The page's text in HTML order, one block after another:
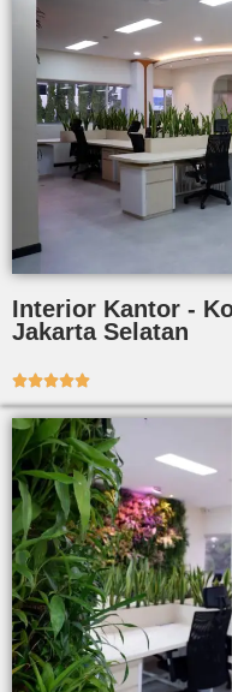
Interior Kantor -
Jakarta Selatan
